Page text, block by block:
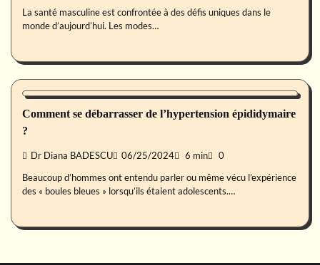
La santé masculine est confrontée à des défis uniques dans le
monde d’aujourd’hui. Les modes…
Santé des hommes
Comment se débarrasser de l’hypertension épididymaire
?
Dr Diana BADESCU 06/25/2024 6 min 0
Beaucoup d’hommes ont entendu parler ou même vécu l’expérience
des « boules bleues » lorsqu’ils étaient adolescents.…